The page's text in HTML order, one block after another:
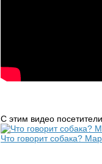
С этим видео
Что говорит собака?